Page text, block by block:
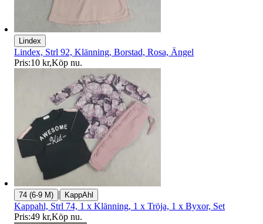
Lindex
Lindex, Strl 92, Klänning, Borstad, Rosa, Ängel
Pris:10 kr,Köp nu.
74 (6-9 M) | KappAhl
Kappahl, Strl 74, 1 x Klänning, 1 x Tröja, 1 x Byxor, Set
Pris:49 kr,Köp nu.